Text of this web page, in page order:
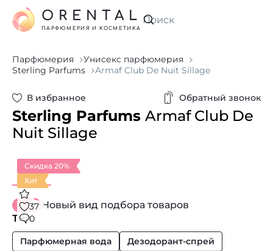
Искать
ORENTAL
ПАРФЮМЕРИЯ И КОСМЕТИКА
Парфюмерия
Унисекс парфюмерия
Sterling Parfums
Armaf Club De Nuit Sillage
В избранное Обратный звонок
Sterling Parfums Armaf Club De
Nuit Sillage
Скидка 20%
Хит
37
0
Новый вид подбора товаров
Тип
Парфюмерная вода Дезодорант-спрей